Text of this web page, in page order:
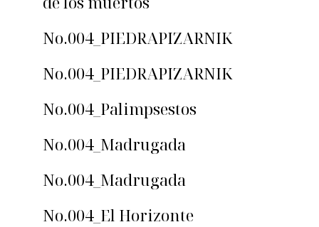
No.004_PIEDRAPIZARNIK
No.004_PIEDRAPIZARNIK
No.004_Palimpsestos
No.004_Madrugada
No.004_Madrugada
No.004_El Horizonte